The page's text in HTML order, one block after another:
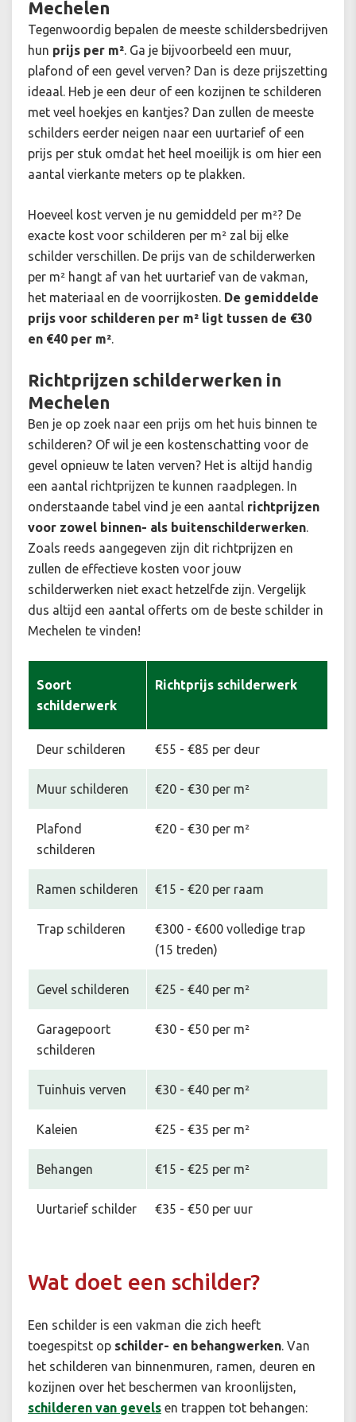
Mechelen
Tegenwoordig bepalen de meeste schildersbedrijven
hun prijs per m². Ga je bijvoorbeeld een muur,
plafond of een gevel verven? Dan is deze prijszetting
ideaal. Heb je een deur of een kozijnen te schilderen
met veel hoekjes en kantjes? Dan zullen de meeste
schilders eerder neigen naar een uurtarief of een
prijs per stuk omdat het heel moeilijk is om hier een
aantal vierkante meters op te plakken.
Hoeveel kost verven je nu gemiddeld per m²? De
exacte kost voor schilderen per m² zal bij elke
schilder verschillen. De prijs van de schilderwerken
per m² hangt af van het uurtarief van de vakman,
het materiaal en de voorrijkosten. De gemiddelde
prijs voor schilderen per m² ligt tussen de €30
en €40 per m².
Richtprijzen schilderwerken in
Mechelen
Ben je op zoek naar een prijs om het huis binnen te
schilderen? Of wil je een kostenschatting voor de
gevel opnieuw te laten verven? Het is altijd handig
een aantal richtprijzen te kunnen raadplegen. In
onderstaande tabel vind je een aantal richtprijzen
voor zowel binnen- als buitenschilderwerken.
Zoals reeds aangegeven zijn dit richtprijzen en
zullen de effectieve kosten voor jouw
schilderwerken niet exact hetzelfde zijn. Vergelijk
dus altijd een aantal offerts om de beste schilder in
Mechelen te vinden!
Soort
schilderwerk
Richtprijs schilderwerk
Deur schilderen €55 - €85 per deur
Muur schilderen €20 - €30 per m²
Plafond
schilderen
€20 - €30 per m²
Ramen schilderen €15 - €20 per raam
Trap schilderen
€300 - €600 volledige trap
(15 treden)
Gevel schilderen €25 - €40 per m²
Garagepoort
schilderen
€30 - €50 per m²
Tuinhuis verven €30 - €40 per m²
Kaleien €25 - €35 per m²
Behangen €15 - €25 per m²
Uurtarief schilder €35 - €50 per uur
Wat doet een schilder?
Een schilder is een vakman die zich heeft
toegespitst op schilder- en behangwerken. Van
het schilderen van binnenmuren, ramen, deuren en
kozijnen over het beschermen van kroonlijsten,
schilderen van gevels en trappen tot behangen: